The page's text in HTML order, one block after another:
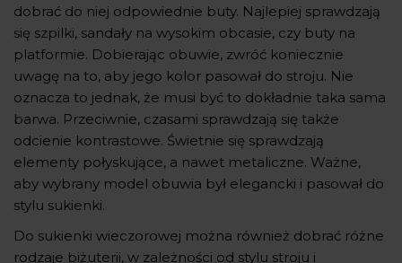
dobrać do niej odpowiednie buty. Najlepiej sprawdzają
się szpilki, sandały na wysokim obcasie, czy buty na
platformie. Dobierając obuwie, zwróć koniecznie
uwagę na to, aby jego kolor pasował do stroju. Nie
oznacza to jednak, że musi być to dokładnie taka sama
barwa. Przeciwnie, czasami sprawdzają się także
odcienie kontrastowe. Świetnie się sprawdzają
elementy połyskujące, a nawet metaliczne. Ważne,
aby wybrany model obuwia był elegancki i pasował do
stylu sukienki.
Do sukienki wieczorowej można również dobrać różne
rodzaje biżuterii, w zależności od stylu stroju i